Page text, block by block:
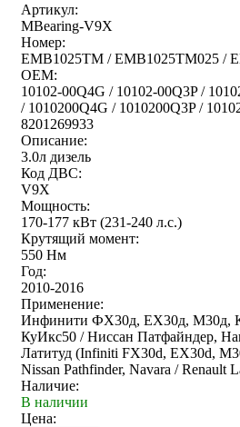
Артикул:
MBearing-V9X
Номер:
EMB1025TM / EMB1025TM025 /
OEM:
10102-00Q4G / 10102-00Q3P /
/ 1010200Q4G / 1010200Q3P /
8201269933
Описание:
3.0л дизель
Код ДВС:
V9X
Мощность:
170-177 кВт (231-240 л.с.)
Крутящий момент:
550 Нм
Год:
2010-2016
Применение:
Инфинити ФХ30д, ЕХ30д, М30д,
КуИкс50 / Ниссан Патфайндер,
Латитуд (Infiniti FX30d, EX30d,
Nissan Pathfinder, Navara / Renault
Наличие:
В наличии
Цена: